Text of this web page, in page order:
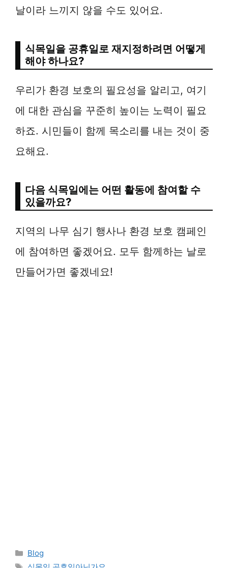
날이라 느끼지 않을 수도 있어요.
식목일을 공휴일로 재지정하려면 어떻게
해야 하나요?
우리가 환경 보호의 필요성을 알리고, 여기
에 대한 관심을 꾸준히 높이는 노력이 필요
하죠. 시민들이 함께 목소리를 내는 것이 중
요해요.
다음 식목일에는 어떤 활동에 참여할 수
있을까요?
지역의 나무 심기 행사나 환경 보호 캠페인
에 참여하면 좋겠어요. 모두 함께하는 날로
만들어가면 좋겠네요!
Categories
Blog
Tags